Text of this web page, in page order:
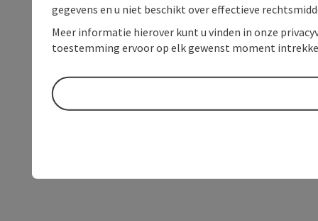
gegevens en u niet beschikt over effectieve
Meer informatie hierover kunt u vinden in onze
toestemming ervoor op elk gewenst moment